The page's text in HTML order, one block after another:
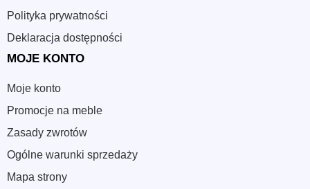
Polityka prywatności
Deklaracja dostępności
MOJE KONTO
Moje konto
Promocje na meble
Zasady zwrotów
Ogólne warunki sprzedaży
Mapa strony